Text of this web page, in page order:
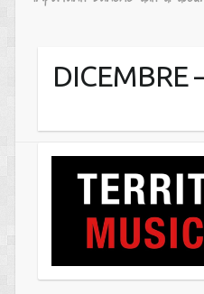
DICEMBRE